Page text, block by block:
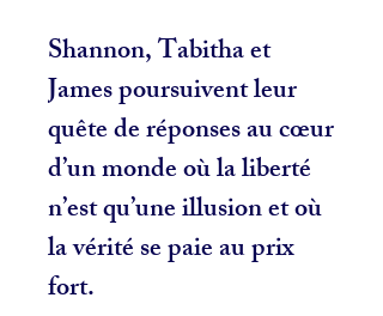
Shannon, Tabitha et
James poursuivent leur
quête de réponses au cœur
d’un monde où la liberté
n’est qu’une illusion et où
la vérité se paie au prix
fort.